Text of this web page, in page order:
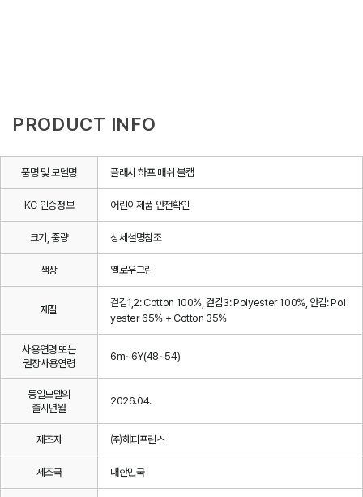
PRODUCT INFO
품명 및 모델명 플래시 하프 매쉬 볼캡
KC 인증정보 어린이제품 안전확인
크기, 중량 상세설명참조
색상 옐로우그린
재질
겉감1,2: Cotton 100%, 겉감3: Polyester 100%, 안감: Pol
yester 65% + Cotton 35%
사용연령 또는
권장사용연령
6m~6Y(48~54)
동일모델의
출시년월
2026.04.
제조자 ㈜해피프린스
제조국 대한민국